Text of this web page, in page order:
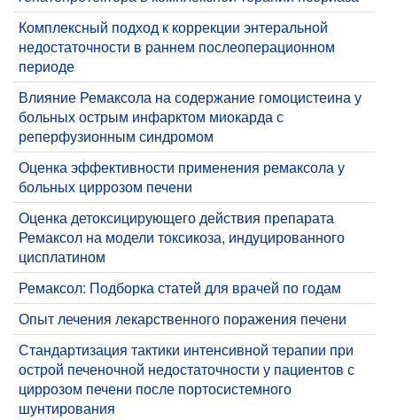
Комплексный подход к коррекции энтеральной
недостаточности в раннем послеоперационном
периоде
Влияние Ремаксола на содержание гомоцистеина у
больных острым инфарктом миокарда с
реперфузионным синдромом
Оценка эффективности применения ремаксола у
больных циррозом печени
Оценка детоксицирующего действия препарата
Ремаксол на модели токсикоза, индуцированного
цисплатином
Ремаксол: Подборка статей для врачей по годам
​Опыт лечения лекарственного поражения печени
Стандартизация тактики интенсивной терапии при
острой печеночной недостаточности у пациентов с
циррозом печени после портосистемного
шунтирования